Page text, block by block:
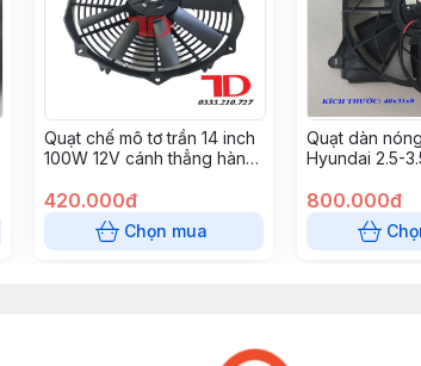
Quạt chế mô tơ trần 14 inch
100W 12V cánh thẳng hàng
420.000đ
Chọn mua
Quạt dàn
Hyundai 2.5-
800.000đ